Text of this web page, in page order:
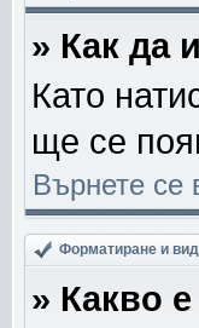
» Как да
Като
ще се
Върнете се
Форматиране и
» Какво